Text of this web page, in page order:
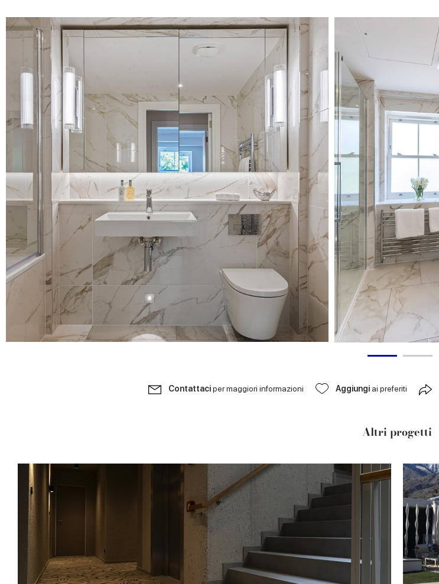
Contattaciper maggiori informazioni Aggiungi ai preferiti
Altri progetti